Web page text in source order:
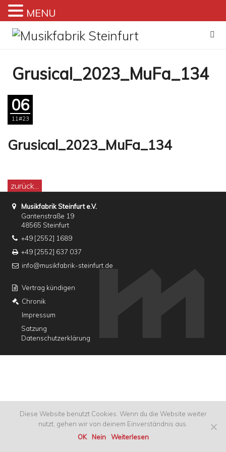
Zum
Inhalt
Grusical_2023_MuFa_134
06
11#23
Grusical_2023_MuFa_134
zurück...
Musikfabrik Steinfurt e.V.
Gantenstraße 19
48565 Steinfurt
+49 [2552] 1689
+49 [2552] 637 037
info@musikfabrik-steinfurt.de
Vertrag kündigen
Chronik
Impressum
Satzung
Datenschutzerklärung
MENU
Diese Website benutzt Cookies. Wenn du die Website weiter
nutzt, gehen wir von deinem Einverständnis aus.
OK
Nein Weiterlesen